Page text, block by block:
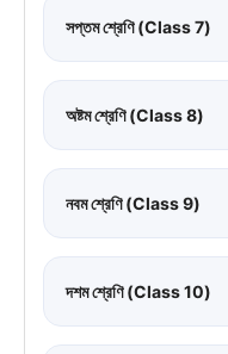
সপ্তম শ্রেণি (Class 7)
অষ্টম শ্রেণি (Class 8)
নবম শ্রেণি (Class 9)
দশম শ্রেণি (Class 10)